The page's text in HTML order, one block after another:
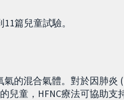
篇兒童試驗。
的混合氣體。對於因肺炎
兒童，HFNC療法可協助支